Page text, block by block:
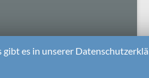
gibt es in unserer